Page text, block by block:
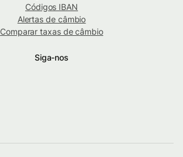
Códigos IBAN
Alertas de câmbio
Comparar taxas de câmbio
Siga-nos